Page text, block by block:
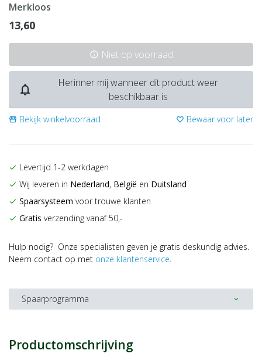
Merkloos
13,60
info Niet op voorraad
notifications_none
Herinner mij wanneer dit product weer
beschikbaar is
storefront Bekijk winkelvoorraad favorite_border Bewaar voor later
check Levertijd 1-2 werkdagen
check Wij leveren in Nederland, België en Duitsland
check Spaarsysteem voor trouwe klanten
check Gratis verzending vanaf 50,-
Hulp nodig? Onze specialisten geven je gratis deskundig advies.
Neem contact op met onze klantenservice.
Spaarprogramma expand_more
Productomschrijving